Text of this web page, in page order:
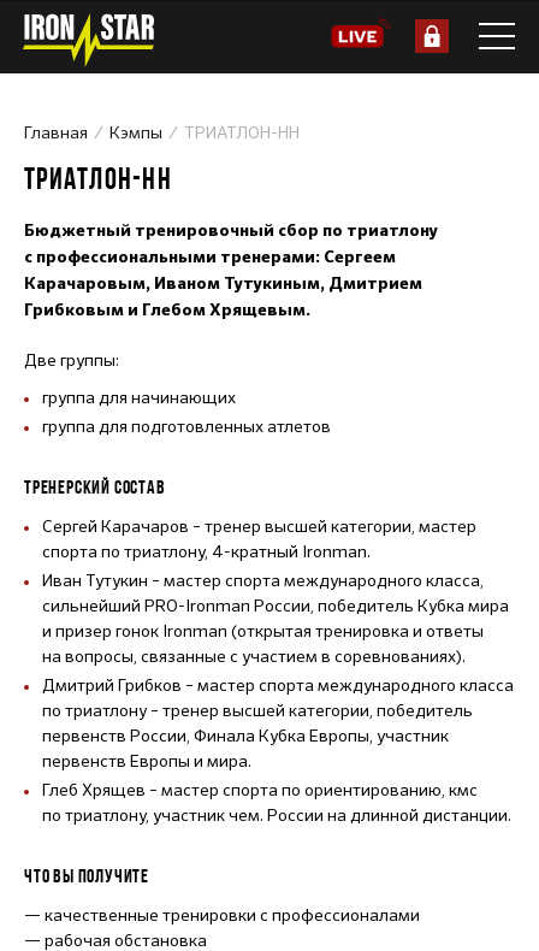
Главная Кэмпы ТРИАТЛОН-НН
ТРИАТЛОН-НН
Бюджетный тренировочный сбор по триатлону
с профессиональными тренерами: Сергеем
Карачаровым, Иваном Тутукиным, Дмитрием
Грибковым и Глебом Хрящевым.
Две группы:
группа для начинающих
группа для подготовленных атлетов
ТРЕНЕРСКИЙ СОСТАВ
Сергей Карачаров – тренер высшей категории, мастер
спорта по триатлону, 4-кратный Ironman.
Иван Тутукин – мастер спорта международного класса,
сильнейший PRO-Ironman России, победитель Кубка мира
и призер гонок Ironman (открытая тренировка и ответы
на вопросы, связанные с участием в соревнованиях).
Дмитрий Грибков – мастер спорта международного класса
по триатлону – тренер высшей категории, победитель
первенств России, Финала Кубка Европы, участник
первенств Европы и мира.
Глеб Хрящев – мастер спорта по ориентированию, кмс
по триатлону, участник чем. России на длинной дистанции.
ЧТО ВЫ ПОЛУЧИТЕ
— качественные тренировки с профессионалами
— рабочая обстановка